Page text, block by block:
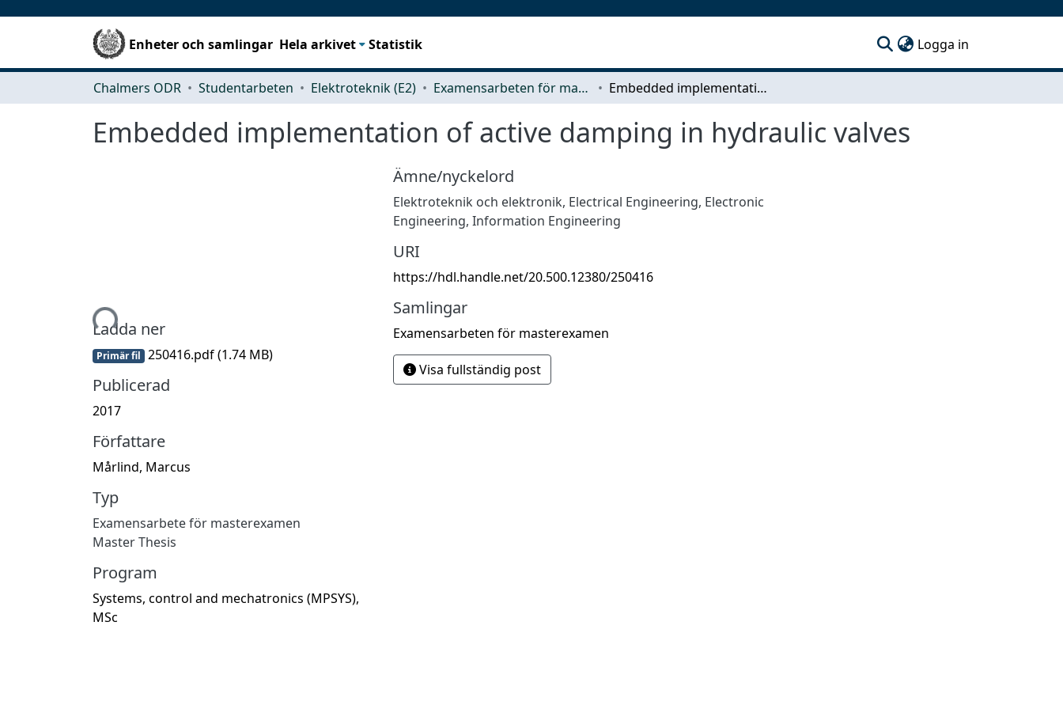
Enheter och samlingar Hela arkivet Statistik Logga in
Chalmers ODR Studentarbeten Elektroteknik (E2) Examensarbeten för masterexamen Embedded implementation of active damping in hydraulic valves
Embedded implementation of active damping in hydraulic valves
Hämtar...Ladda ner
Primär fil 250416.pdf(1.74 MB)
Publicerad
2017
Författare
Mårlind, Marcus
Typ
Examensarbete för masterexamen
Master Thesis
Program
Systems, control and mechatronics (MPSYS),
MSc
Ämne/nyckelord
Elektroteknik och elektronik, Electrical Engineering, Electronic
Engineering, Information Engineering
URI
https://hdl.handle.net/20.500.12380/250416
Samlingar
Examensarbeten för masterexamen
Visa fullständig post